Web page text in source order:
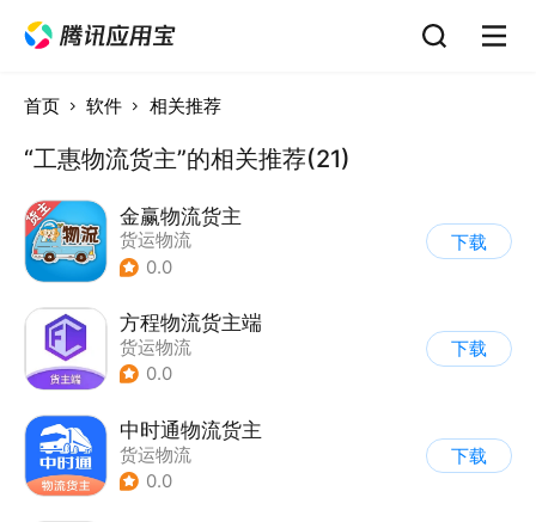
首页 软件 相关推荐
“工惠物流货主”的相关推荐(21)
金赢物流货主
货运物流
0.0
下载
方程物流货主端
货运物流
0.0
下载
中时通物流货主
货运物流
0.0
下载